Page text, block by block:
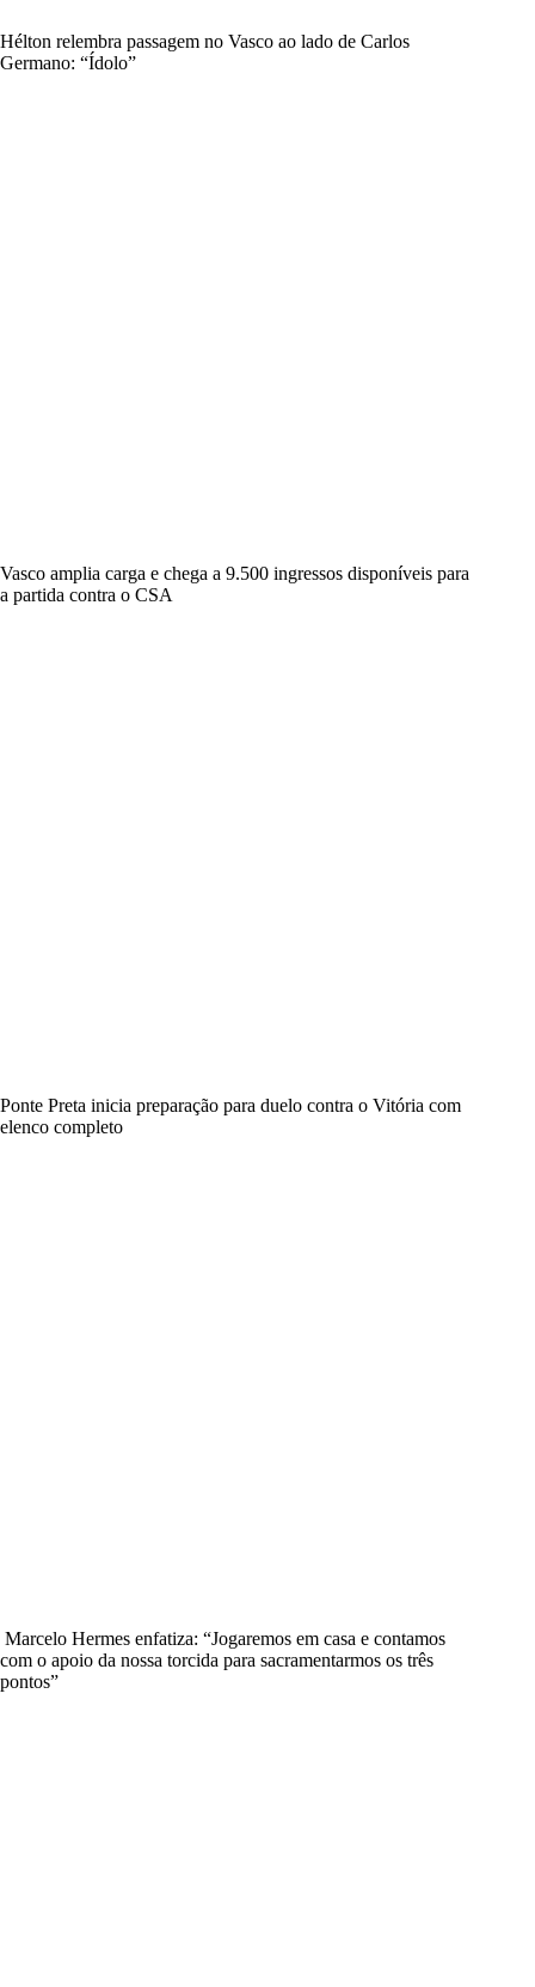
Hélton relembra passagem no Vasco ao lado de Carlos
Germano: “Ídolo”
Vasco amplia carga e chega a 9.500 ingressos disponíveis para
a partida contra o CSA
Ponte Preta inicia preparação para duelo contra o Vitória com
elenco completo
Marcelo Hermes enfatiza: “Jogaremos em casa e contamos
com o apoio da nossa torcida para sacramentarmos os três
pontos”